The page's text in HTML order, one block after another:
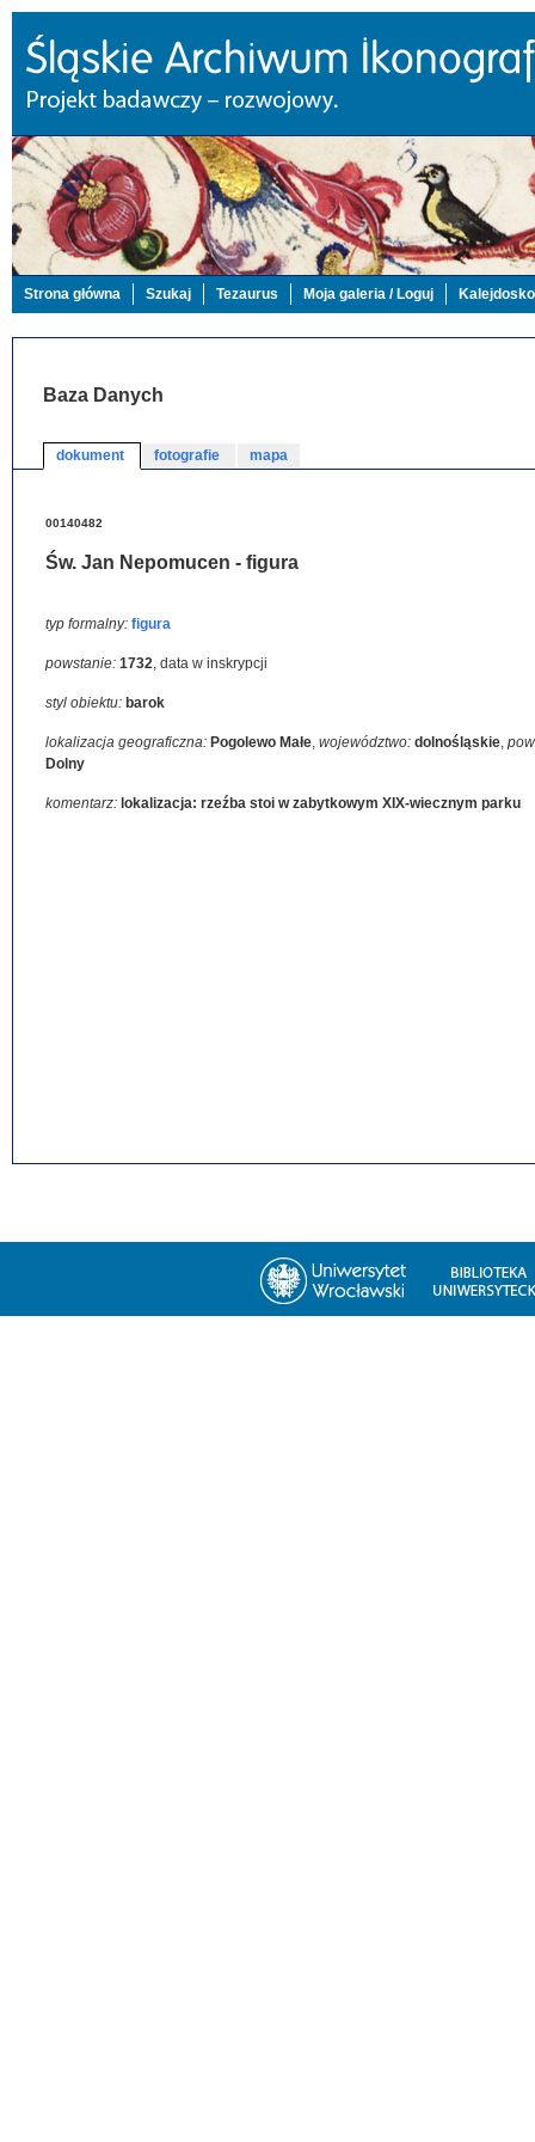
Strona główna Szukaj Tezaurus Moja galeria / Loguj
Baza Danych
dokument fotografie mapa
00140482
Św. Jan Nepomucen - figura
typ formalny: figura
powstanie: 1732, data w inskrypcji
styl obiektu: barok
lokalizacja geograficzna: Pogolewo Małe, województwo: dolnośląskie,
Dolny
komentarz: lokalizacja: rzeźba stoi w zabytkowym XIX-wiecznym parku